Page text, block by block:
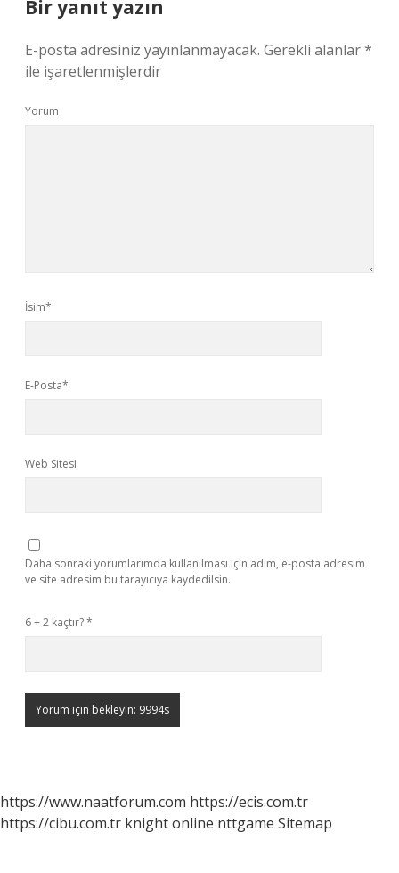
Bir yanıt yazın
E-posta adresiniz yayınlanmayacak. Gerekli alanlar*
ile işaretlenmişlerdir
Yorum
İsim*
E-Posta*
Web Sitesi
Daha sonraki yorumlarımda kullanılması için adım, e-posta adresim
ve site adresim bu tarayıcıya kaydedilsin.
6 + 2 kaçtır?*
https://www.naatforum.com https://ecis.com.tr
https://cibu.com.tr knight online nttgame Sitemap